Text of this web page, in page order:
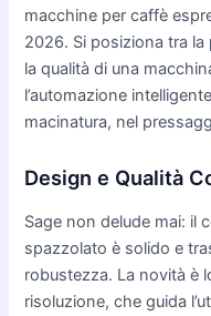
macchine per caffè
2026. Si posiziona tra
la qualità di una
l’automazione
macinatura, nel
Design e Qualità
Sage non delude mai: il
spazzolato è solido e
robustezza. La novità è
risoluzione, che guida